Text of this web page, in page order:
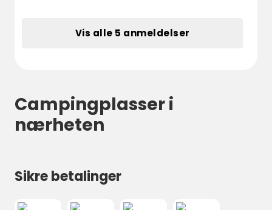
Vis alle 5 anmeldelser
Campingplasser i
nærheten
Sikre betalinger